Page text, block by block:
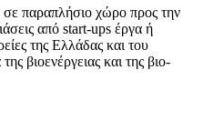
σε παραπλήσιο χώρο προς την
από start-ups έργα ή
της Ελλάδας και του
βιοενέργειας και της βιο-